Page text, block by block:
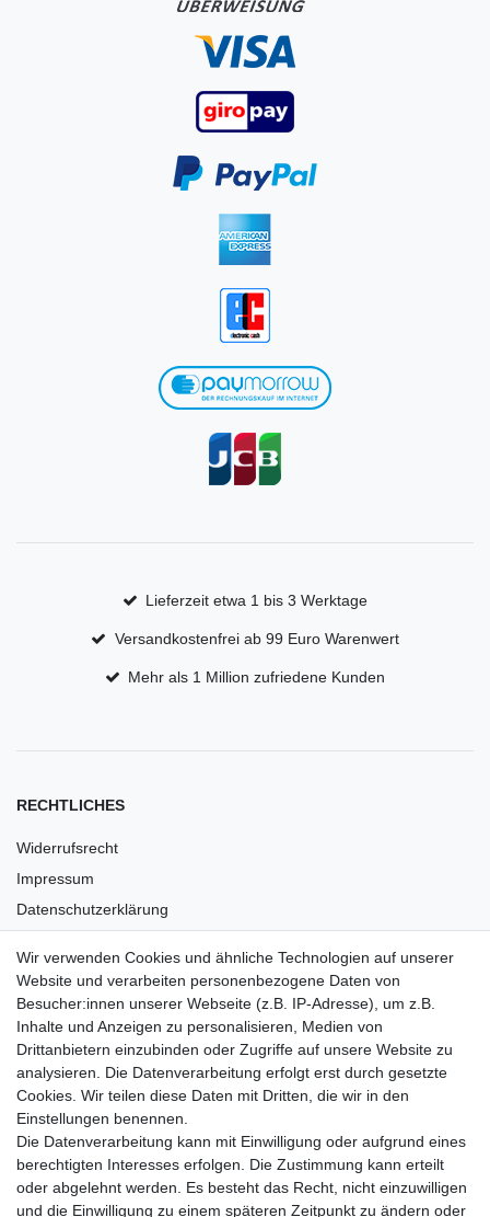
Lieferzeit etwa 1 bis 3 Werktage
Versandkostenfrei ab 99 Euro Warenwert
Mehr als 1 Million zufriedene Kunden
RECHTLICHES
Widerrufsrecht
Impressum
Datenschutzerklärung
Versandkosten
Barrierefreiheit
Anleitungen
Vertrag widerrufen
PARTNER
DHL
GLS
Wir verwenden Cookies und ähnliche Technologien auf unserer
Website und verarbeiten personenbezogene Daten von
Besucher:innen unserer Webseite (z.B. IP-Adresse), um z.B.
Inhalte und Anzeigen zu personalisieren, Medien von
Drittanbietern einzubinden oder Zugriffe auf unsere Website zu
analysieren. Die Datenverarbeitung erfolgt erst durch gesetzte
Cookies. Wir teilen diese Daten mit Dritten, die wir in den
Einstellungen benennen.
Die Datenverarbeitung kann mit Einwilligung oder aufgrund eines
berechtigten Interesses erfolgen. Die Zustimmung kann erteilt
oder abgelehnt werden. Es besteht das Recht, nicht einzuwilligen
und die Einwilligung zu einem späteren Zeitpunkt zu ändern oder